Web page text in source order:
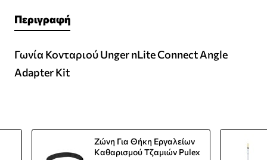
Περιγραφή
Γωνία Κονταριού Unger nLite Connect Angle
Adapter Kit
Ζώνη Για Θήκη Εργαλείων
Καθαρισμού Τζαμιών Pulex